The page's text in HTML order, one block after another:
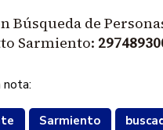
Búsqueda de
Sarmiento:
Sarmiento